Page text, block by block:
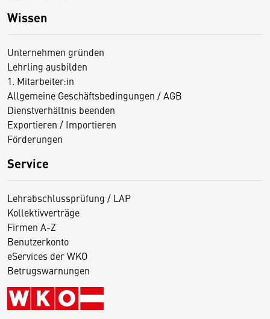
Wissen
Unternehmen gründen
Lehrling ausbilden
1. Mitarbeiter:in
Allgemeine Geschäftsbedingungen / AGB
Dienstverhältnis beenden
Exportieren / Importieren
Förderungen
Service
Lehrabschlussprüfung / LAP
Kollektivverträge
Firmen A-Z
Benutzerkonto
eServices der WKO
Betrugswarnungen